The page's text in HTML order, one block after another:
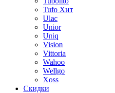
Tufo Хит
Ulac
Unior
Uniq
Vision
Vittoria
Wahoo
Wellgo
Xoss
Скидки